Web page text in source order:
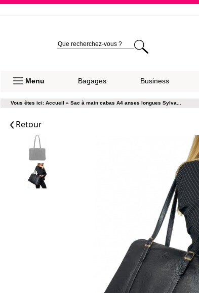
Menu Bagages Business
Vous êtes ici: Accueil » Sac à main cabas A4 anses longues Sylva...
Retour